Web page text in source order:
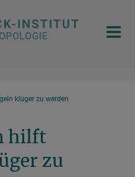
klüger zu werden
hilft
zu